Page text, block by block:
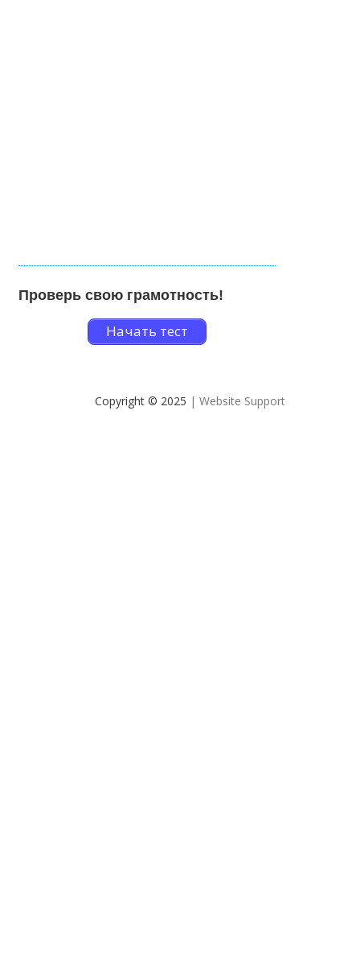
Проверь свою грамотность!
Начать тест
Copyright © 2025 | Website Support